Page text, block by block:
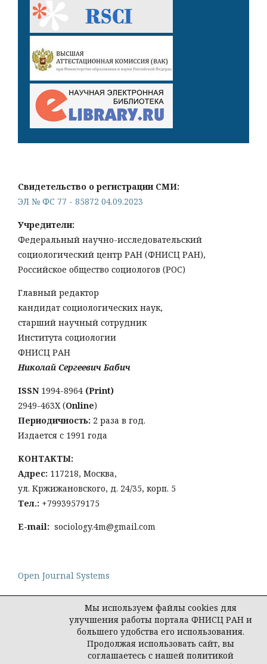
Свидетельство о регистрации СМИ:
ЭЛ № ФС 77 - 85872 04.09.2023
Учредители:
Федеральный научно-исследовательский
социологический центр РАН (ФНИСЦ РАН),
Российское общество социологов (РОС)
Главный редактор
кандидат социологических наук,
старший научный сотрудник
Института социологии
ФНИСЦ РАН
Николай Сергеевич Бабич
ISSN 1994-8964 (Print)
2949-463Х (Online)
Периодичность: 2 раза в год.
Издается с 1991 года
КОНТАКТЫ:
Адрес: 117218, Москва,
ул. Кржижановского, д. 24/35, корп. 5
Тел.: +79939579175
E-mail: sociology.4m@gmail.com
Open Journal Systems
Политика конфиденциальности персональных
Мы используем файлы cookies для
улучшения работы портала ФНИСЦ РАН и
большего удобства его использования.
Продолжая использовать сайт, вы
соглашаетесь с нашей политикой